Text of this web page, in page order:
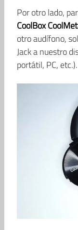
Por otro lado,
CoolBox
otro audífono,
Jack a nuestro
portátil, PC, etc.).